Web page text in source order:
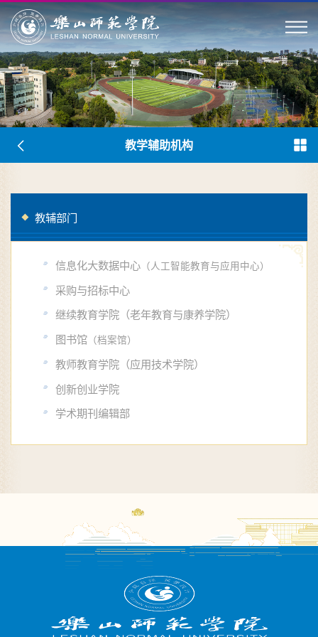
教学辅助机构
教辅部门
信息化大数据中心 （人工智能教育与应用中心）
采购与招标中心
继续教育学院（老年教育与康养学院）
图书馆 （档案馆）
教师教育学院（应用技术学院）
创新创业学院
学术期刊编辑部